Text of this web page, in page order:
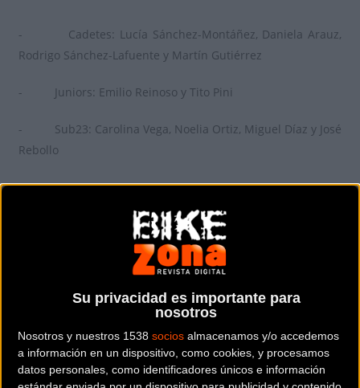
Su privacidad es importante para
nosotros
Nosotros y nuestros 1538 socios almacenamos y/o accedemos
a información en un dispositivo, como cookies, y procesamos
datos personales, como identificadores únicos e información
- Cadetes: Lucía Sánchez-Montáñez, Daniela Arauz,
Rodrigo Sánchez-Lafuente y Martín Gutiérrez
- Juniors: Emilio Reinoso y Tito Pini
- Sub23: Carolina Vega, Noelia Ortiz, Miguel Díaz y José
Rebollo
- Elites: Carlos Hernández y Gabriel Ochando
Se trata de un combinado joven, con varios corredores de
primer año en sus respectivas categorías pero, en general,
con mayores opciones de tocar metal con respecto a la
edición de 2022. En cadetes, empezando por las
chicas,Lucía Sánchez-MontáñezyDaniela Arauzson de
primer año, por lo que no se les puede exigir resultados. La
de Emedoce ganó 2 pruebas de la Copa de Madrid y acabó